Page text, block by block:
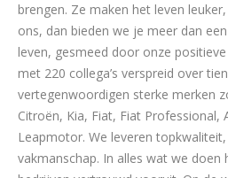
brengen. Ze maken het leven
ons, dan bieden we je meer dan
leven, gesmeed door onze
met 220 collega’s verspreid over
vertegenwoordigen sterke merken
Citroën, Kia, Fiat, Fiat Professional,
Leapmotor. We leveren
vakmanschap. In alles wat we doen